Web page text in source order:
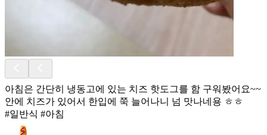
아침은 간단히 냉동고에 있는 치즈 핫도그를 함 구워봤어요~~
안에 치즈가 있어서 한입에 쭉 늘어나니 넘 맛나네용 ㅎㅎ
#일반식 #아침